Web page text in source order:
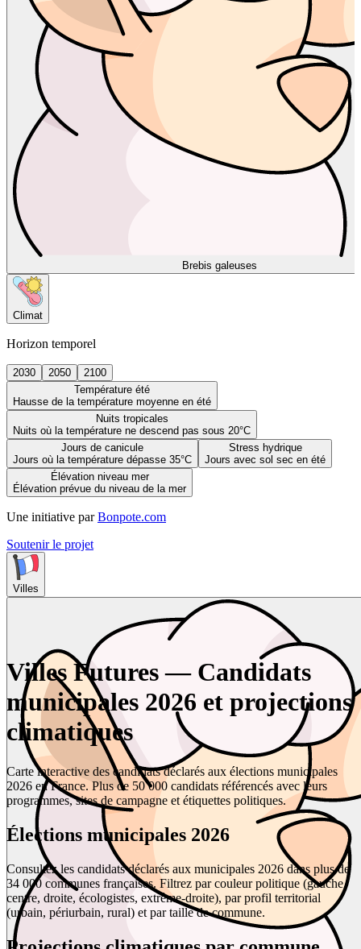
Brebis galeuses
Climat
Horizon temporel
2030 2050
2100
Température été
Hausse de la température moyenne en été
Nuits tropicales
Nuits où la température ne descend pas sous 20°C
Jours de canicule
Jours où la température dépasse 35°C
Stress hydrique
Jours avec sol sec en été
Élévation niveau mer
Élévation prévue du niveau de la mer
Une initiative par Bonpote.com
Soutenir le projet
Villes
Villes Futures — Candidats
municipales 2026 et projections
climatiques
Carte interactive des candidats déclarés aux élections municipales
2026 en France. Plus de 50 000 candidats référencés avec leurs
programmes, sites de campagne et étiquettes politiques.
Élections municipales 2026
Consultez les candidats déclarés aux municipales 2026 dans plus de
34 000 communes françaises. Filtrez par couleur politique (gauche,
centre, droite, écologistes, extrême-droite), par profil territorial
(urbain, périurbain, rural) et par taille de commune.